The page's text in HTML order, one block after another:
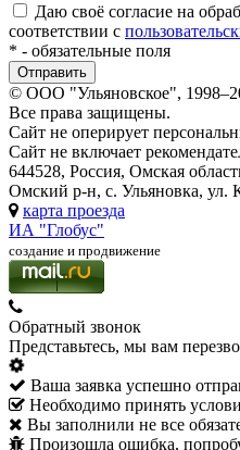
Даю своё согласие на
соответствии с
* - обязательные поля
© ООО "Ульяновское",
Все права защищены.
Сайт не оперирует
Сайт не включает
644528, Россия, Омская
Омский р-н, с. Ульяновка, ул.
карта проезда
ИА "Глобус"
создание и продвижение
Обратный звонок
Представьтесь, мы вам
Ваша заявка успешно
Необходимо принять
Вы заполнили не все
Произошла ошибка,